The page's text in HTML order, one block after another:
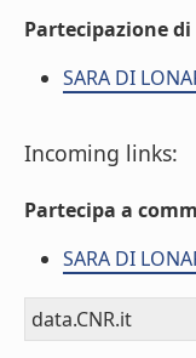
Partecipazione di
SARA DI
Incoming links:
Partecipa a
SARA DI
data.CNR.it